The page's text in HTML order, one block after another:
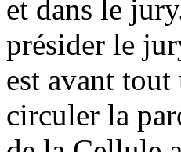
et dans le
présider le
est avant
circuler la